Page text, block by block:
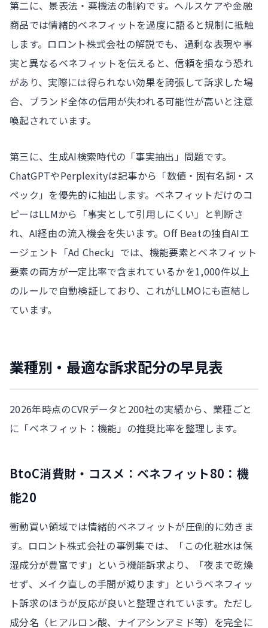
第二に、景表法・薬機法の制約です。ヘルスケアや金融
商品では情緒的ベネフィットを過度に語ると規制に抵触
します。ロロント株式会社の解説でも、過剰な表現や事
実と異なるベネフィットを伝えると、信頼を損なう恐れ
があり、実際には得られない効果を誇張して訴求した場
合、ブランド全体の信用が失われる可能性が高いと注意
喚起されています。
第三に、生成AI検索時代の「事実抽出」問題です。
ChatGPTやPerplexityは記事から「数値・固有名詞・ス
ペック」を優先的に抽出します。ベネフィットだけのコ
ピーはLLMから「事実として引用しにくい」と判断さ
れ、AI経由の流入機会を失います。Off Beatの独自AIエ
ージェント「Ad Check」では、機能要素とベネフィット
要素の両方が一定比率で含まれているかを1,000件以上
のルールで自動検証しており、これがLLMOにも直結し
ています。
業種別・最適な訴求配分の早見表
2026年時点のCVRデータと200社の実績から、業種ごと
に「ベネフィット：機能」の推奨比率を整理します。
BtoC消費財・コスメ：ベネフィット80：機
能20
衝動買い領域では情緒的ベネフィットが圧倒的に効きま
す。ロロント株式会社の事例集では、「この化粧水は保
湿成分が豊富です」という機能訴求より、「夜まで乾燥
せず、メイク直しの手間が減ります」というベネフィッ
ト訴求のほうが反応が良いと整理されています。ただし
成分名（ヒアルロン酸、ナイアシンアミド等）を完全に